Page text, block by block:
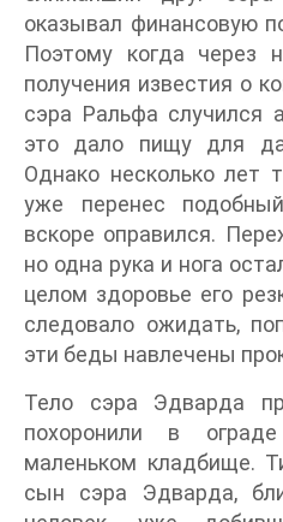
оказывал финансовую
Поэтому когда через
получения известия о
сэра Ральфа случился
это дало пищу для
Однако несколько лет
уже перенес
вскоре оправился.
но одна рука и нога
целом здоровье его
следовало ожидать,
эти беды навлечены
Тело сэра Эдварда
похоронили в
маленьком кладбище.
сын сэра Эдварда,